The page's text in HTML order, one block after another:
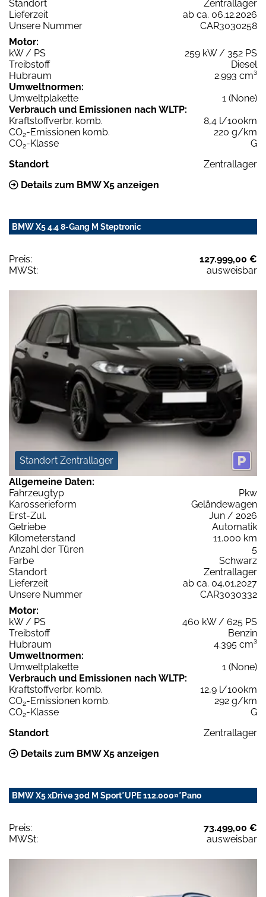
Standort
Zentrallager
Lieferzeit
ab ca. 06.12.2026
Unsere Nummer
CAR3030258
Motor:
kW / PS
259 kW / 352 PS
Treibstoff
Diesel
Hubraum
2.993 cm³
Umweltnormen:
Umweltplakette
1 (None)
Verbrauch und Emissionen nach WLTP:
Kraftstoffverbr. komb.
8,4 l/100km
CO2-Emissionen komb.
220 g/km
CO2-Klasse
G
Standort
Zentrallager
Details zum BMW X5 anzeigen
BMW X5 4.4 8-Gang M Steptronic
Preis:
127.999,00 €
MWSt:
ausweisbar
Standort Zentrallager
Allgemeine Daten:
Fahrzeugtyp
Pkw
Karosserieform
Geländewagen
Erst-Zul.
Jun / 2026
Getriebe
Automatik
Kilometerstand
11.000 km
Anzahl der Türen
5
Farbe
Schwarz
Standort
Zentrallager
Lieferzeit
ab ca. 04.01.2027
Unsere Nummer
CAR3030332
Motor:
kW / PS
460 kW / 625 PS
Treibstoff
Benzin
Hubraum
4.395 cm³
Umweltnormen:
Umweltplakette
1 (None)
Verbrauch und Emissionen nach WLTP:
Kraftstoffverbr. komb.
12,9 l/100km
CO2-Emissionen komb.
292 g/km
CO2-Klasse
G
Standort
Zentrallager
Details zum BMW X5 anzeigen
BMW X5 xDrive 30d M Sport*UPE 112.000¤*Pano
Preis:
73.499,00 €
MWSt:
ausweisbar